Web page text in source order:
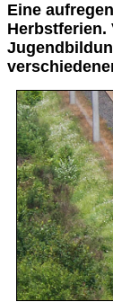
Eine
Herbstferien.